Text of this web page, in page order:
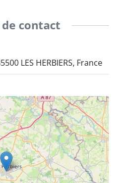
contact
LES HERBIERS, France